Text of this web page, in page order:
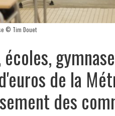
© Tim Douet
de la
des